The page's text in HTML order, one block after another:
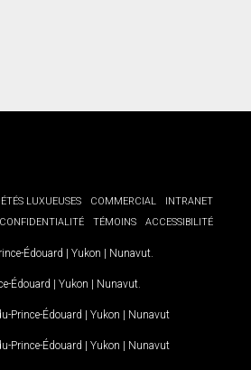
LUXUEUSES COMMERCIAL
INTRANET
CONFIDENTIALITÉ TÉMOINS ACCESSIBILITÉ
Édouard | Yukon | Nunavut
Édouard | Yukon | Nunavut
Prince-Édouard | Yukon | Nunavut
Prince-Édouard | Yukon | Nunavut